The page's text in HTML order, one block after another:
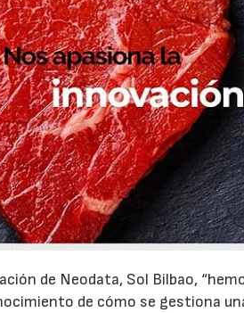
de Neodata, Sol Bilbao,
de cómo se gestiona